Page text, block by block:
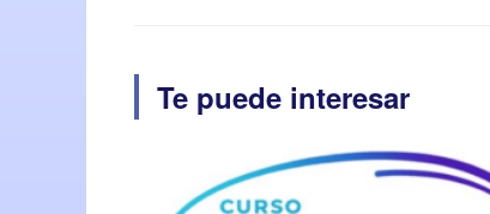
Te puede interesar